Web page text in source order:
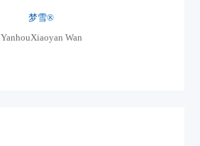
梦雪®
YanhouXiaoyan Wan